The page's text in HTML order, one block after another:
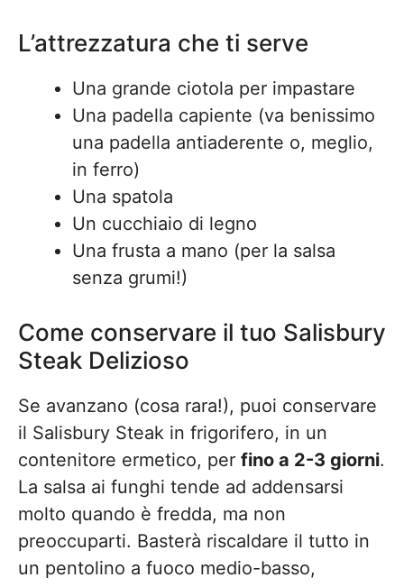
L’attrezzatura che ti serve
Una grande ciotola per impastare
Una padella capiente (va benissimo
una padella antiaderente o, meglio,
in ferro)
Una spatola
Un cucchiaio di legno
Una frusta a mano (per la salsa
senza grumi!)
Come conservare il tuo Salisbury
Steak Delizioso
Se avanzano (cosa rara!), puoi conservare
il Salisbury Steak in frigorifero, in un
contenitore ermetico, per fino a 2-3 giorni.
La salsa ai funghi tende ad addensarsi
molto quando è fredda, ma non
preoccuparti. Basterà riscaldare il tutto in
un pentolino a fuoco medio-basso,